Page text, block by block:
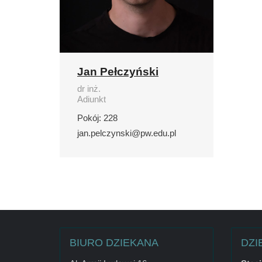
Jan Pełczyński
dr inż.
Adiunkt
Pokój: 228
jan.pelczynski@pw.edu.pl
BIURO DZIEKANA